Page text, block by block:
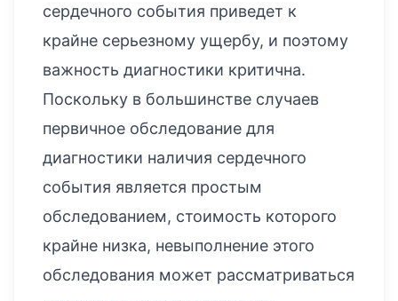
сердечного события приведет к
крайне серьезному ущербу, и поэтому
важность диагностики критична.
Поскольку в большинстве случаев
первичное обследование для
диагностики наличия сердечного
события является простым
обследованием, стоимость которого
крайне низка, невыполнение этого
обследования может рассматриваться